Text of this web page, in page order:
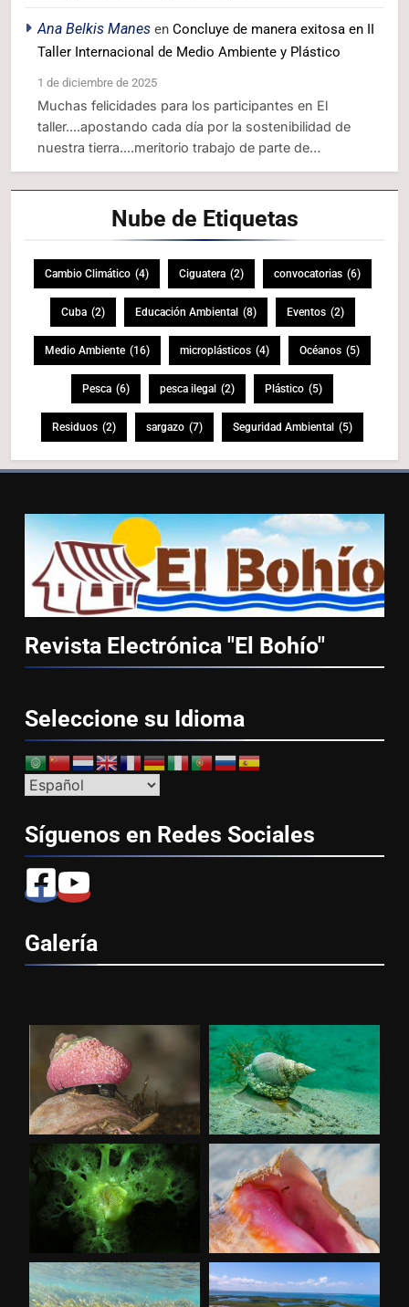
Ana Belkis Manes en Concluye de manera exitosa en II
Taller Internacional de Medio Ambiente y Plástico
1 de diciembre de 2025
Muchas felicidades para los participantes en El
taller....apostando cada día por la sostenibilidad de
nuestra tierra....meritorio trabajo de parte de…
Nube de Etiquetas
Cambio Climático (4) Ciguatera (2) convocatorias (6)
Cuba (2) Educación Ambiental (8) Eventos (2)
Medio Ambiente (16) microplásticos (4) Océanos (5)
Pesca (6) pesca ilegal (2) Plástico (5)
Residuos (2) sargazo (7) Seguridad Ambiental (5)
Revista Electrónica "El Bohío"
Seleccione su Idioma
Síguenos en Redes Sociales
Galería